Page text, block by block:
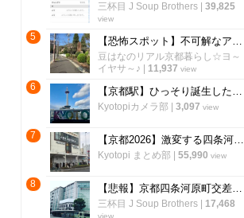
三杯目 J Soup Brothers| 39,825
view
5 【恐怖スポット】不可解なアクシデントに遭遇「粟田口刑場跡」【観光】
豆はなのリアル京都暮らし☆ヨ～
イヤサ～♪
11,937 view
6 【京都駅】ひっそり誕生したフォトスポット！京都タワーと一緒に撮れる新モニュメント
Kyotopiカメラ部 3,097 view
7 【京都2026】激変する四条河原町・三条の開店閉店まとめ！老舗の休業や注目の新店も
Kyotopi まとめ部 55,990 view
8 【悲報】京都四条河原町交差点の名物店が９０年の歴史に幕！高島屋くぼ地「池善化粧品店」
三杯目 J Soup Brothers| 17,468
view